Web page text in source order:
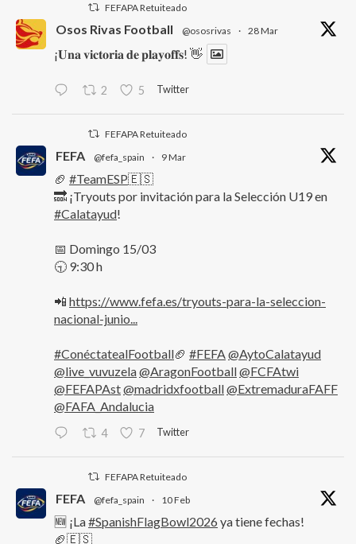
FEFAPA Retuiteado
Osos Rivas Football @ososrivas · 28 Mar
¡𝐔𝐧𝐚 𝐯𝐢𝐜𝐭𝐨𝐫𝐢𝐚 𝐝𝐞 𝐩𝐥𝐚𝐲𝐨𝐟𝐟𝐬! 👋
2 5 Twitter
FEFAPA Retuiteado
FEFA @fefa_spain · 9 Mar
🏈 #TeamESP🇪🇸
🔜 ¡Tryouts por invitación para la Selección U19 en
#Calatayud!
📅 Domingo 15/03
🕤 9:30 h
📲 https://www.fefa.es/tryouts-para-la-seleccion-
nacional-junio...
#ConéctatealFootball🏈 #FEFA@AytoCalatayud
@live_vuvuzela@AragonFootball@FCFAtwi
@FEFAPAst@madridxfootball@ExtremaduraFAFF
@FAFA_Andalucia
4 7 Twitter
FEFAPA Retuiteado
FEFA @fefa_spain · 10 Feb
🆕 ¡La#SpanishFlagBowl2026 ya tiene fechas!
🏈🇪🇸